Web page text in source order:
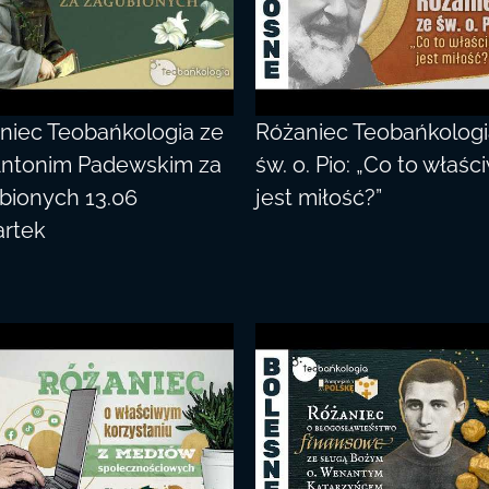
Teobańkologia ze
Padewskim za
13.06
Różaniec
św. o. Pio: „Co to
jest miłość?”